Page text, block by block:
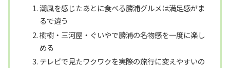
潮風を感じたあとに食べる勝浦グルメは満足感がま
るで違う
樹樹・三河屋・ぐいやで勝浦の名物感を一度に楽し
める
テレビで見たワクワクを実際の旅行に変えやすいの